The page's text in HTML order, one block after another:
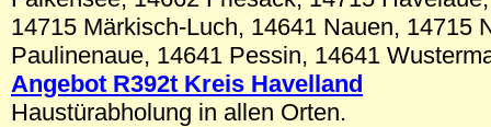
14715 Märkisch-Luch, 14641 Nauen, 14715
Paulinenaue, 14641 Pessin, 14641
Angebot R392t Kreis Havelland
Haustürabholung in allen Orten.